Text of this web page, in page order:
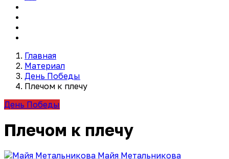
Главная
Материал
День Победы
Плечом к плечу
День Победы
Плечом к плечу
Майя Метальникова